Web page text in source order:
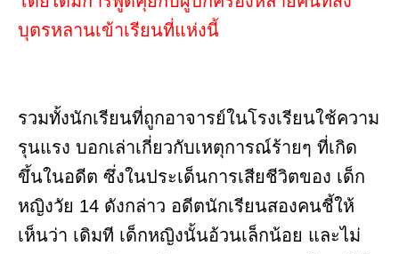
บุตรหลานเข้าเรียนที่แห่งนี้
รวมทั้งนักเรียนที่ถูกอาจารย์ในโรงเรียนใช้ความ
รุนแรง บอกเล่าเกี่ยวกับเหตุการณ์ร้ายๆ ที่เกิด
ขึ้นในอดีต ซึ่งในประเด็นการเสียชีวิตของ เด็ก
หญิงวัย 14 ดังกล่าว อดีตนักเรียนสองคนชี้ให้
เห็นว่า เดิมที เด็กหญิงนั้นอ้วนเล็กน้อย และไม่